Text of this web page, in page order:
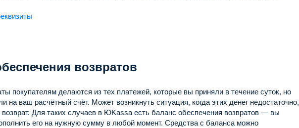
возвратов
покупателям делаются из тех платежей, которые вы приняли в течение суток, но
на ваш расчётный счёт. Может возникнуть ситуация, когда этих денег недостаточно,
Для таких случаев в ЮKassa есть баланс обеспечения возвратов — вы
его на нужную сумму в любой момент. Средства с баланса можно